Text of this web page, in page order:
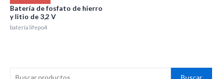
Buscar
Batería de fosfato de hierro
y litio de 3,2 V
batería lifepo4